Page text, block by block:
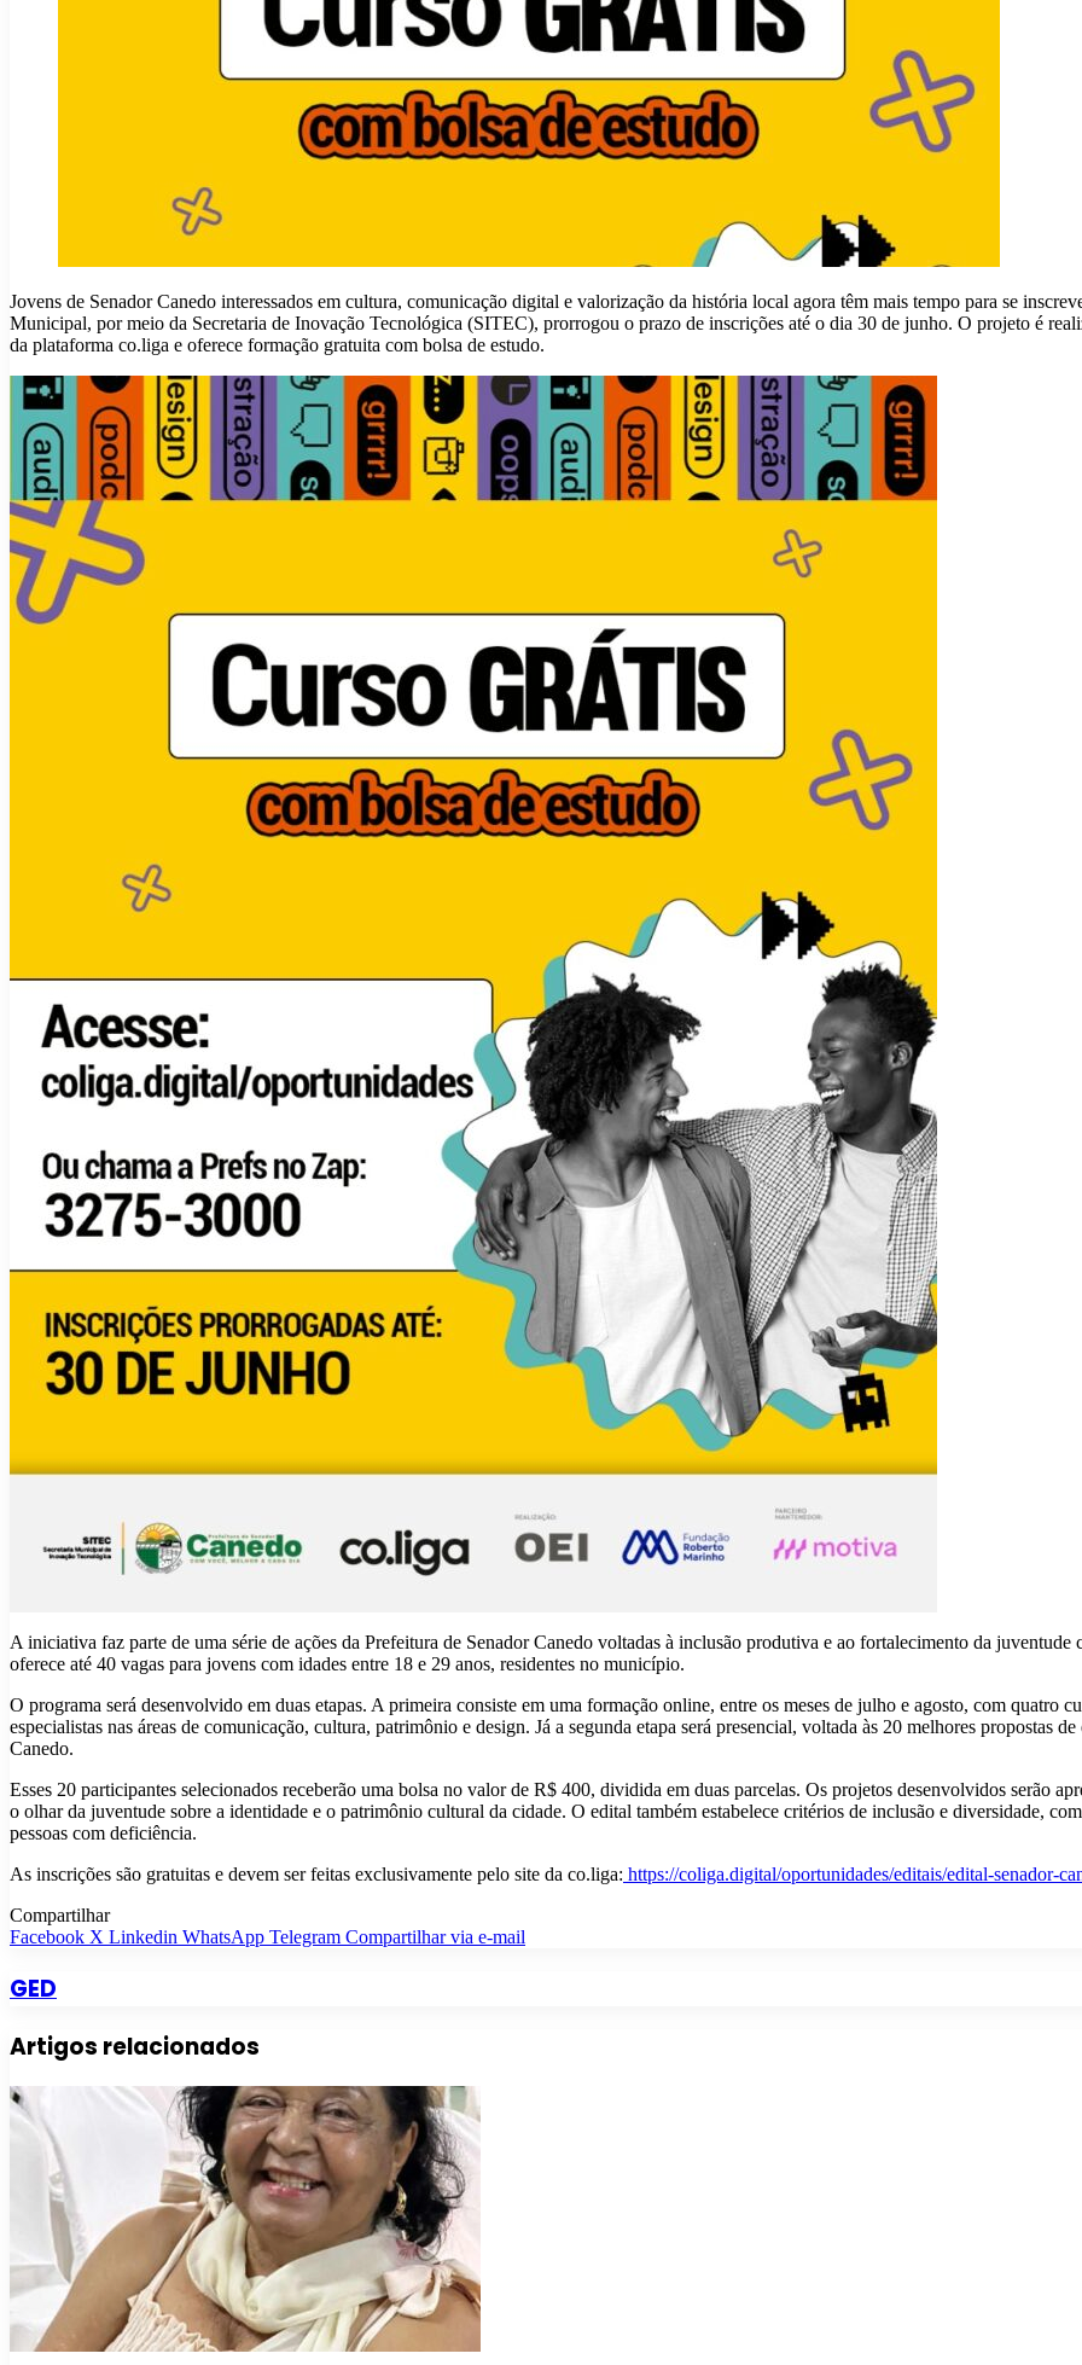
Jovens de Senador Canedo interessados em cultura, comunicação digital e valorização da história local agora têm mais tempo para se
Municipal, por meio da Secretaria de Inovação Tecnológica (SITEC), prorrogou o prazo de inscrições até o dia 30 de junho. O projeto é
da plataforma co.liga e oferece formação gratuita com bolsa de estudo.
A iniciativa faz parte de uma série de ações da Prefeitura de Senador Canedo voltadas à inclusão produtiva e ao fortalecimento da
oferece até 40 vagas para jovens com idades entre 18 e 29 anos, residentes no município.
O programa será desenvolvido em duas etapas. A primeira consiste em uma formação online, entre os meses de julho e agosto, com quatro
especialistas nas áreas de comunicação, cultura, patrimônio e design. Já a segunda etapa será presencial, voltada às 20 melhores propostas
Canedo.
Esses 20 participantes selecionados receberão uma bolsa no valor de R$ 400, dividida em duas parcelas. Os projetos desenvolvidos serão
o olhar da juventude sobre a identidade e o patrimônio cultural da cidade. O edital também estabelece critérios de inclusão e diversidade,
pessoas com deficiência.
As inscrições são gratuitas e devem ser feitas exclusivamente pelo site da co.liga: https://coliga.digital/oportunidades/editais/edital-senador-
Compartilhar
Facebook X Linkedin WhatsApp Telegram Compartilhar via e-mail
GED
Artigos relacionados